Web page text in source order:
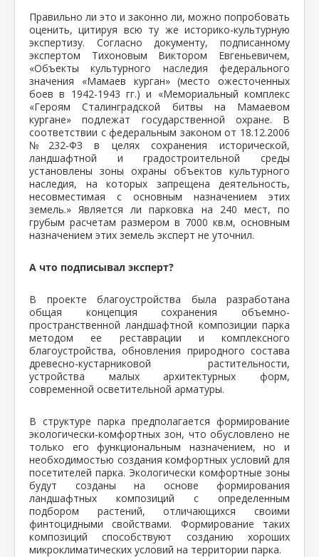
Правильно ли это и законно ли, можно попробовать
оценить, цитируя всю ту же историко-культурную
экспертизу. Согласно документу, подписанному
экспертом Тихоновым Виктором Евгеньевичем,
«Объекты культурного наследия федерального
значения «Мамаев курган» (место ожесточенных
боев в 1942-1943 гг.) и «Мемориальный комплекс
«Героям Сталинградской битвы на Мамаевом
кургане» подлежат государственной охране. В
соответствии с федеральным законом от 18.12.2006
№232-ФЗ в целях сохранения исторической,
ландшафтной и градостроительной среды
установлены зоны охраны объектов культурного
наследия, на которых запрещена деятельность,
несовместимая с основным назначением этих
земель.» Является ли парковка на 240 мест, по
грубым расчетам размером в 7000 кв.м, основным
назначением этих земель эксперт не уточнил.
А что подписывал эксперт?
В проекте благоустройства была разработана
общая концепция сохранения объемно-
пространственной ландшафтной композиции парка
методом ее реставрации и комплексного
благоустройства, обновления природного состава
древесно-кустарниковой растительности,
устройства малых архитектурных форм,
современной осветительной арматуры.
В структуре парка предполагается формирование
экологически-комфортных зон, что обусловлено не
только его функциональным назначением, но и
необходимостью создания комфортных условий для
посетителей парка. Экологически комфортные зоны
будут созданы на основе формирования
ландшафтных композиций с определенным
подбором растений, отличающихся своими
финтоцидными свойствами. Формирование таких
композиций способствуют созданию хороших
микроклиматических условий на территории парка.